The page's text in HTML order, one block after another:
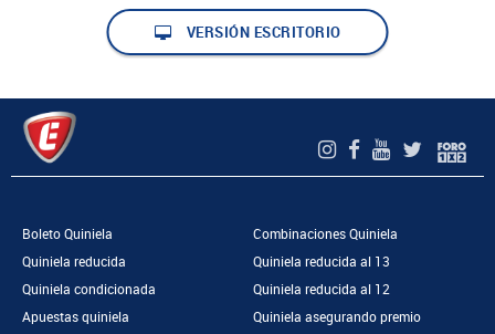
VERSIÓN ESCRITORIO
Boleto Quiniela
Quiniela reducida
Quiniela condicionada
Apuestas quiniela
Combinaciones Quiniela
Quiniela reducida al 13
Quiniela reducida al 12
Quiniela asegurando premio